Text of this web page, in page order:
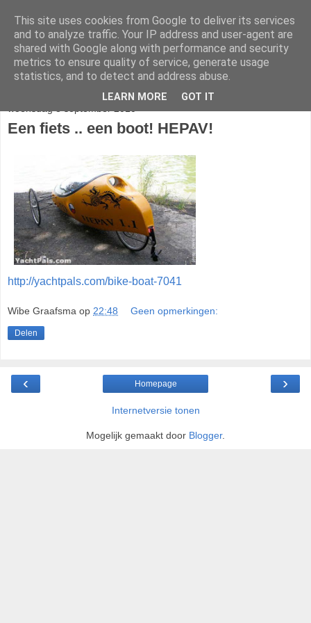
Trapkracht
veel leuke, mooie, grappige, fraaie en functionele fietsen
Een fiets .. een boot! HEPAV!
http://yachtpals.com/bike-boat-7041
Wibe Graafsma op 22:48 Geen opmerkingen:
Delen
‹ ›
Homepage
Internetversie tonen
Mogelijk gemaakt door Blogger.
This site uses cookies from Google to deliver its services
and to analyze traffic. Your IP address and user-agent are
shared with Google along with performance and security
metrics to ensure quality of service, generate usage
statistics, and to detect and address abuse.
LEARN MORE GOT IT